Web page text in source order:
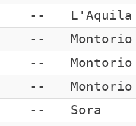
--
--
Montorio
--
Montorio
--
Montorio
--
Sora